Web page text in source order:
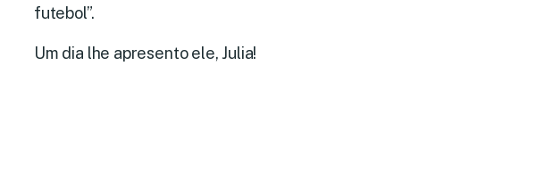
futebol”.
Um dia lhe apresento ele, Julia!